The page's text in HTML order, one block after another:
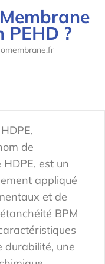
PEHD ?
de
est un
appliqué
et de
BPM
durabilité, une